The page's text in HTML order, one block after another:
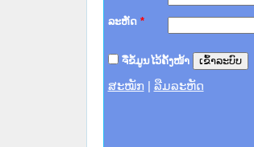
ລະຫັດ *
ຈື່ຂໍ້ມູນໄວ້ຄັ້ງໜ້າ
ສະໝັກ ລືມລະຫັດ